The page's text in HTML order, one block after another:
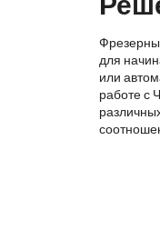
для
или
работе с